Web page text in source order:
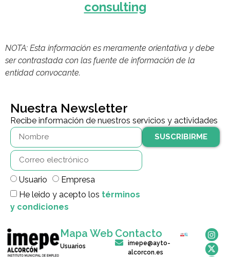
consulting
NOTA: Esta información es meramente orientativa y debe
ser contrastada con las fuente de información de la
entidad convocante.
Nuestra Newsletter
Recibe información de nuestros servicios y actividades
Usuario
Empresa
He leido y acepto los términos
y condiciones
SUSCRIBIRME
Mapa Web
Usuarios
Contacto
imepe@ayto-
alcorcon.es